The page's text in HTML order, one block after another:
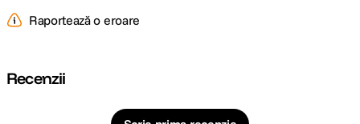
Conectivitate Wireless
Raportează o eroare
Recenzii